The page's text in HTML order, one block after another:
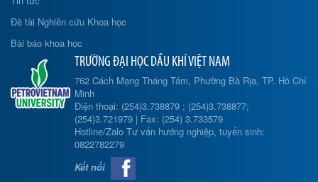
Đề tài Nghiên cứu Khoa học
Bài báo khoa học
TRƯỜNG ĐẠI HỌC DẦU KHÍ VIỆT NAM
762 Cách Mạng Tháng Tám, Phường Bà Rịa, TP. Hồ Chí
Minh
Điện thoại: (254)3.738879 ; (254)3.738877;
(254)3.721979 | Fax: (254) 3.733579
Hotline/Zalo Tư vấn hướng nghiệp, tuyển sinh:
0822782279
Kết nối